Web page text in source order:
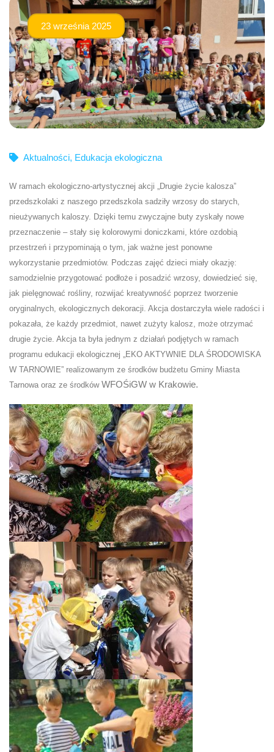
23 września 2025
Aktualności, Edukacja ekologiczna
W ramach ekologiczno-artystycznej akcji „Drugie życie kalosza”
przedszkolaki z naszego przedszkola sadziły wrzosy do starych,
nieużywanych kaloszy. Dzięki temu zwyczajne buty zyskały nowe
przeznaczenie – stały się kolorowymi doniczkami, które ozdobią
przestrzeń i przypominają o tym, jak ważne jest ponowne
wykorzystanie przedmiotów. Podczas zajęć dzieci miały okazję:
samodzielnie przygotować podłoże i posadzić wrzosy, dowiedzieć się,
jak pielęgnować rośliny, rozwijać kreatywność poprzez tworzenie
oryginalnych, ekologicznych dekoracji. Akcja dostarczyła wiele radości i
pokazała, że każdy przedmiot, nawet zużyty kalosz, może otrzymać
drugie życie. Akcja ta była jednym z działań podjętych w ramach
programu edukacji ekologicznej „EKO AKTYWNIE DLA ŚRODOWISKA
W TARNOWIE” realizowanym ze środków budżetu Gminy Miasta
Tarnowa oraz ze środkówWFOŚiGW w Krakowie.